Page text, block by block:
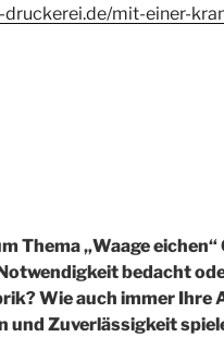
mit-einer-
Thema „Waage eichen“
bedacht
Wie auch immer Ihre
und Zuverlässigkeit